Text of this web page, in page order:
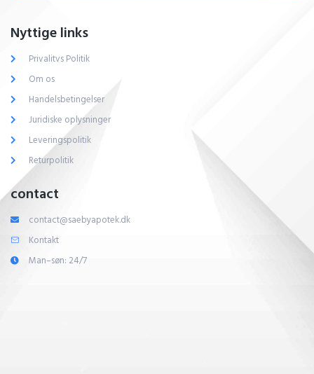
Nyttige links
Privalitvs Politik
Om os
Handelsbetingelser
Juridiske oplysninger
Leveringspolitik
Returpolitik
contact
contact@saebyapotek.dk
Kontakt
Man–søn: 24/7